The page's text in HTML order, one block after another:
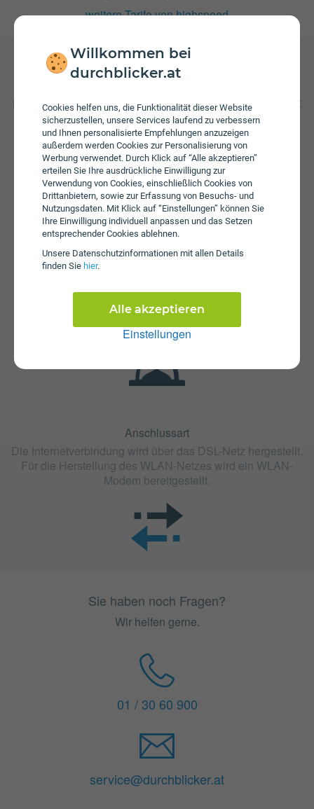
Willkommen bei
durchblicker.at
Cookies helfen uns, die Funktionalität dieser Website
sicherzustellen, unsere Services laufend zu verbessern
und Ihnen personalisierte Empfehlungen anzuzeigen
außerdem werden Cookies zur Personalisierung von
Werbung verwendet. Durch Klick auf “Alle akzeptieren”
erteilen Sie Ihre ausdrückliche Einwilligung zur
Verwendung von Cookies, einschließlich Cookies von
Drittanbietern, sowie zur Erfassung von Besuchs- und
Nutzungsdaten. Mit Klick auf “Einstellungen” können Sie
Ihre Einwilligung individuell anpassen und das Setzen
entsprechender Cookies ablehnen.
Unsere Daten­schutz­informationen mit allen Details
finden Sie hier.
Einstellungen
Alle akzeptieren
weitere Tarife von highspeed
Beim Tarif DSL Fiber 50 fallen monatliche Gebühren von €
32,90 an. Die jährliche Servicepauschale beträgt € 27,00.
Weiters fallen einmalige Gebühren von bis zu € 79,00 an.
Fristen
Die Vertragslaufzeit bei DSL Fiber 50 beträgt 24 Monate.
Anschlussart
Die Internetverbindung wird über das DSL-Netz hergestellt.
Für die Herstellung des WLAN-Netzes wird ein WLAN-
Modem bereitgestellt.
Sie haben noch Fragen?
Wir helfen gerne.
01 / 30 60 900
service@durchblicker.at